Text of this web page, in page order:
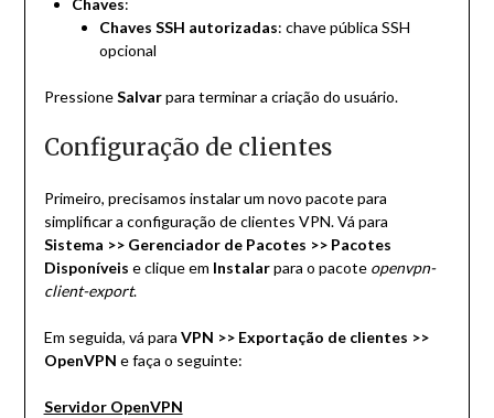
Chaves:
Chaves SSH autorizadas: chave pública SSH
opcional
PressioneSalvarpara terminar a criação do usuário.
Configuração de clientes
Primeiro, precisamos instalar um novo pacote para
simplificar a configuração de clientes VPN. Vá para
Sistema >> Gerenciador de Pacotes >> Pacotes
Disponíveis e clique em Instalarpara o pacote openvpn-
client-export.
Em seguida, vá para VPN >> Exportação de clientes >>
OpenVPN e faça o seguinte:
Servidor OpenVPN